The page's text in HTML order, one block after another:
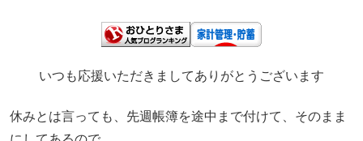
いつも応援いただきましてありがとうございます
休みとは言っても、先週帳簿を途中まで付けて、そのまま